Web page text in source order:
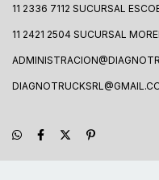
11 2336 7112 SUCURSAL
11 2421 2504 SUCURSAL